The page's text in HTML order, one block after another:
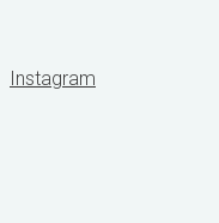
Instagram